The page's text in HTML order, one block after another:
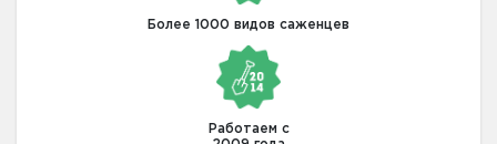
Более 1000 видов саженцев
Работаем с